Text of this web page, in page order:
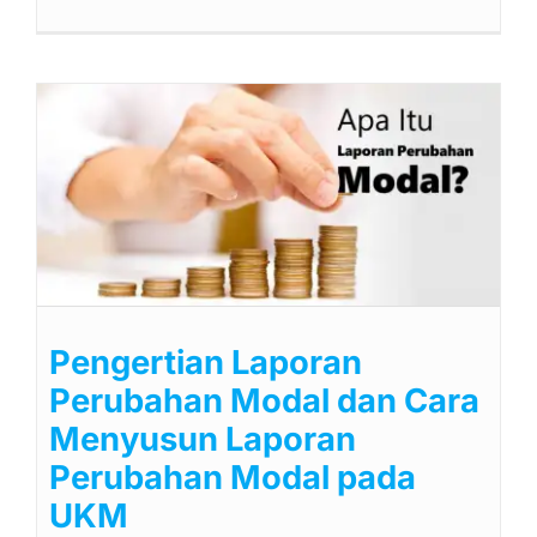
Pengertian Laporan
Perubahan Modal dan Cara
Menyusun Laporan
Perubahan Modal pada
UKM